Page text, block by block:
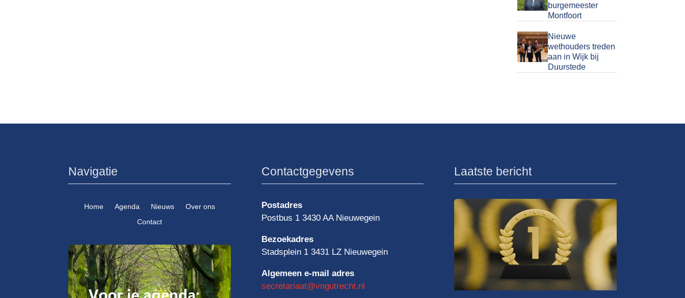
burgemeester
Montfoort
Nieuwe
wethouders treden
aan in Wijk bij
Duurstede
Navigatie
Home Agenda Nieuws
Over ons
Contact
Contactgegevens
Postadres
Postbus 1 3430 AA Nieuwegein
Bezoekadres
Stadsplein 1 3431 LZ Nieuwegein
Algemeen e-mail adres
secretariaat@vngutrecht.nl
Laatste bericht